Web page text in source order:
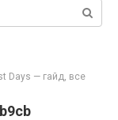
Days — гайд, все